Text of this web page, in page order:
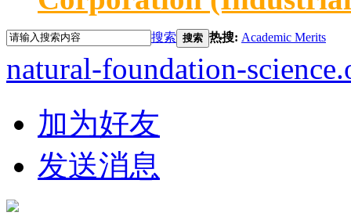
搜索 搜索 热搜: Academic Merits
natural-foundation-
加为好友
发送消息